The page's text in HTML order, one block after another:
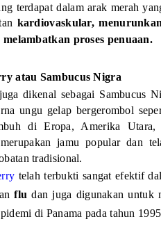
terdapat dalam arak merah
kardiovaskular,
melambatkan proses penuaan.
atau Sambucus Nigra
dikenal sebagai Sambucus
ungu gelap bergerombol
di Eropa, Amerika
jamu popular dan
tradisional.
telah terbukti sangat efektif
flu dan juga digunakan untuk
di Panama pada tahun